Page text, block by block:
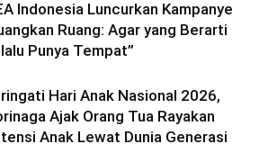
Indonesia Luncurkan Kampanye
Ruang: Agar yang Berarti
Punya Tempat”
Hari Anak Nasional 2026,
Ajak Orang Tua Rayakan
Anak Lewat Dunia Generasi